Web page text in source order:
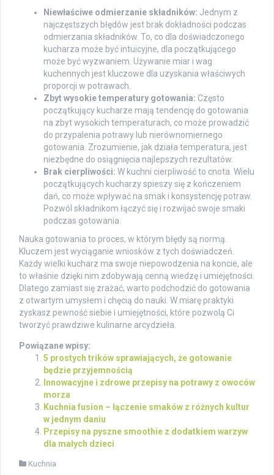
Niewłaściwe odmierzanie składników: Jednym z
najczęstszych błędów jest brak dokładności podczas
odmierzania składników. To, co dla doświadczonego
kucharza może być intuicyjne, dla początkującego
może być wyzwaniem. Używanie miar i wag
kuchennych jest kluczowe dla uzyskania właściwych
proporcji w potrawach.
Zbyt wysokie temperatury gotowania: Często
początkujący kucharze mają tendencję do gotowania
na zbyt wysokich temperaturach, co może prowadzić
do przypalenia potrawy lub nierównomiernego
gotowania. Zrozumienie, jak działa temperatura, jest
niezbędne do osiągnięcia najlepszych rezultatów.
Brak cierpliwości: W kuchni cierpliwość to cnota. Wielu
początkujących kucharzy spieszy się z kończeniem
dań, co może wpływać na smak i konsystencję potraw.
Pozwól składnikom łączyć się i rozwijać swoje smaki
podczas gotowania.
Nauka gotowania to proces, w którym błędy są normą.
Kluczem jest wyciąganie wniosków z tych doświadczeń.
Każdy wielki kucharz ma swoje niepowodzenia na koncie, ale
to właśnie dzięki nim zdobywają cenną wiedzę i umiejętności.
Dlatego zamiast się zrażać, warto podchodzić do gotowania
z otwartym umysłem i chęcią do nauki. W miarę praktyki
zyskasz pewność siebie i umiejętności, które pozwolą Ci
tworzyć prawdziwe kulinarne arcydzieła.
Powiązane wpisy:
5 prostych trików sprawiających, że gotowanie
będzie przyjemnością
Innowacyjne i zdrowe przepisy na potrawy z owoców
morza
Kuchnia fusion – łączenie smaków z różnych kultur
w jednym daniu
Przepisy na pyszne smoothie z dodatkiem warzyw
dla małych dzieci
Kuchnia